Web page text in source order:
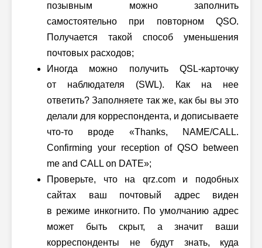
позывным можно заполнить
самостоятельно при повторном QSO.
Получается такой способ уменьшения
почтовых расходов;
Иногда можно получить QSL-карточку
от наблюдателя (SWL). Как на нее
ответить? Заполняете так же, как бы вы это
делали для корреспондента, и дописываете
что-то вроде «Thanks, NAME/CALL.
Confirming your reception of QSO between
me and CALL on DATE»;
Проверьте, что на qrz.com и подобных
сайтах ваш почтовый адрес виден
в режиме инкогнито. По умолчанию адрес
может быть скрыт, а значит ваши
корреспонденты не будут знать, куда